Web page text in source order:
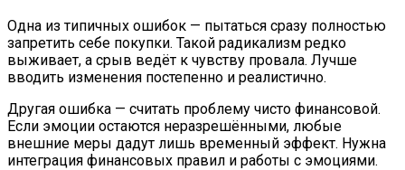
Одна из типичных ошибок — пытаться сразу полностью
запретить себе покупки. Такой радикализм редко
выживает, а срыв ведёт к чувству провала. Лучше
вводить изменения постепенно и реалистично.
Другая ошибка — считать проблему чисто финансовой.
Если эмоции остаются неразрешёнными, любые
внешние меры дадут лишь временный эффект. Нужна
интеграция финансовых правил и работы с эмоциями.